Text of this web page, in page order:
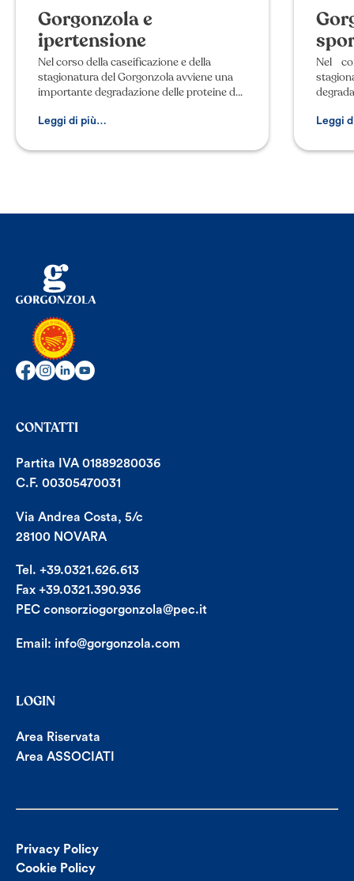
Gorgonzola e
ipertensione
Nel corso della caseificazione e della
stagionatura del Gorgonzola avviene una
importante degradazione delle proteine del
proteine del siero si possono formar
Leggi di più…
Nel
Leggi
CONTATTI
Partita IVA 01889280036
C.F. 00305470031
Via Andrea Costa, 5/c
28100 NOVARA
Tel. +39.0321.626.613
Fax +39.0321.390.936
PEC consorziogorgonzola@pec.it
Email: info@gorgonzola.com
LOGIN
Area Riservata
Area ASSOCIATI
Privacy Policy
Cookie Policy